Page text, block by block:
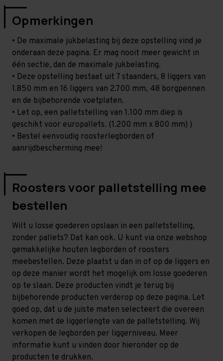
Opmerkingen
• De maximale jukbelasting bij deze opstelling vind je
onderaan deze pagina. Er mag nooit meer gewicht in
één sectie, dan de maximale jukbelasting.
• Deze opstelling bestaat uit 7 staanders, 8 liggers van
1.850 mm en 16 liggers van 2.700 mm, 48 borgpennen
en de bijbehorende voetplaten.
• Let op, een palletstelling van 1.100 mm diep is
geschikt voor europallets. (1.200 mm x 800 mm) )
• Bestel eenvoudig roosterlegborden of
aanrijdbescherming mee!
Roosters voor palletstelling mee
bestellen
Wilt u losse goederen opslaan in een palletstelling,
zonder pallets? Dat kan ook. U kunt via onze webshop
gemakkelijke houten legborden of roosters
meebestellen. Deze plaatst u dan in of op de liggers en
op deze manier wordt het mogelijk om losse goederen
op te slaan. Deze producten vindt je terug bij
bijbehorende producten verderop op deze pagina. Let
goed op, dat u de juiste maten selecteert die overeen
komen met de liggerlengte van de palletstelling. Wij
verkopen de legborden per liggerniveau. Meer
informatie kunt u vinden door hieronder op de
producten te drukken.